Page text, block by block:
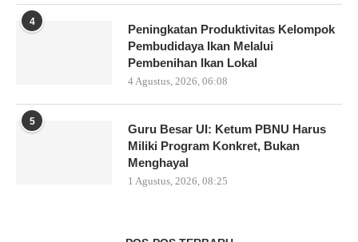
4
Peningkatan Produktivitas Kelompok
Pembudidaya Ikan Melalui
Pembenihan Ikan Lokal
4 Agustus, 2026, 06:08
5
Guru Besar UI: Ketum PBNU Harus
Miliki Program Konkret, Bukan
Menghayal
1 Agustus, 2026, 08:25